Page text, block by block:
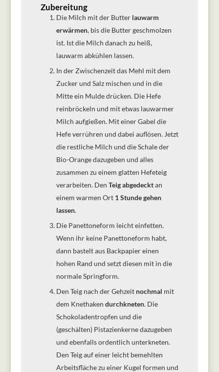
Zubereitung
Die Milch mit der Butterlauwarm
erwärmen, bis die Butter geschmolzen
ist. Ist die Milch danach zu heiß,
lauwarm abkühlen lassen.
In der Zwischenzeit das Mehl mit dem
Zucker und Salz mischen und in die
Mitte ein Mulde drücken. Die Hefe
reinbröckeln und mit etwas lauwarmer
Milch aufgießen. Mit einer Gabel die
Hefe verrühren und dabei auflösen. Jetzt
die restliche Milch und die Schale der
Bio-Orange dazugeben und alles
zusammen zu einem glatten Hefeteig
verarbeiten. Den Teig abgedecktan
einem warmen Ort 1 Stunde gehen
lassen.
Die Panettoneform leicht einfetten.
Wenn ihr keine Panettoneform habt,
dann bastelt aus Backpapier einen
hohen Rand und setzt diesen mit in die
normale Springform.
Den Teig nach der Gehzeit nochmal mit
dem Knethaken durchkneten. Die
Schokoladentropfen und die
(geschälten) Pistazienkerne dazugeben
und ebenfalls ordentlich unterkneten.
Den Teig auf einer leicht bemehlten
Arbeitsfläche zu einer Kugel formen und